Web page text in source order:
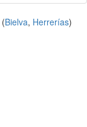
(Bielva, Herrerías)